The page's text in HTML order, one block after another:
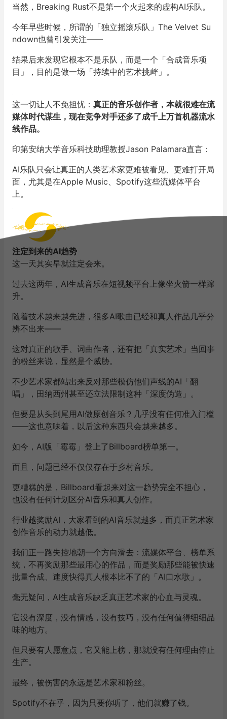
当然，Breaking Rust不是第一个火起来的虚构AI乐队。
今年早些时候，所谓的「独立摇滚乐队」The Velvet Su
ndown也曾引发关注——
结果后来发现它根本不是乐队，而是一个「合成音乐项
目」，目的是做一场「持续中的艺术挑衅」。
这一切让人不免担忧： 真正的音乐创作者，本就很难在流
媒体时代谋生，现在竞争对手还多了成千上万首机器流水
线作品。
印第安纳大学音乐科技助理教授Jason Palamara直言：
AI乐队只会让真正的人类艺术家更难被看见、更难打开局
面，尤其是在Apple Music、Spotify这些流媒体平台
上。
注定到来的AI趋势
这一天其实早就注定会来。
过去这两年，AI生成音乐在短视频平台上像坐火箭一样蹿
升。
随着技术越来越先进，很多AI歌曲已经和真人作品几乎分
辨不出来——
这对真正的歌手、词曲作者，还有把「真实艺术」当回事
的粉丝来说，显然是个威胁。
不少艺术家都站出来反对那些模仿他们声线的AI「翻
唱」，田纳西州甚至还立法限制这种「深度伪造」。
但要是从头到尾用AI做原创音乐？几乎没有任何准入门槛
——这也意味着，以后这种东西只会越来越多。
如今，AI版「霉霉」登上了Billboard榜单第一。
而且，问题已经不仅仅存在于乡村音乐。
更糟糕的是，Billboard看起来对这一趋势完全不担心，
也没有任何计划区分AI音乐和真人创作。
行业越奖励AI，大家看到的AI音乐就越多，而真正艺术家
创作音乐的动力就越低。
我们正一路失控地朝一个方向滑去： 流媒体平台、榜单系
统，不再奖励那些最用心的作品，而是奖励那些能被快速
批量合成、速度快得真人根本比不了的「AI口水歌」。
毫无疑问，AI生成音乐缺乏真正艺术家的心血与灵魂。
它没有深度，没有情感，没有技巧，没有任何值得细细品
味的地方。
但只要有人愿意点，它又能上榜，那就没有任何理由停止
生产。
最终，被伤害的永远是艺术家和粉丝。
Spotify不在乎，因为只要你听了，他们就赚了钱。